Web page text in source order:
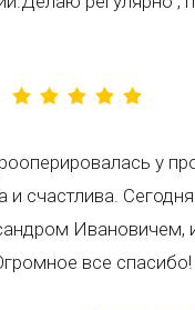
у
и счастлива.
Ивановичем,
все спасибо!